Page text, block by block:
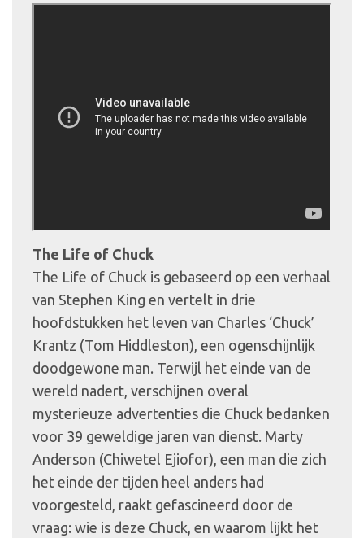
The Life of Chuck
The Life of Chuck is gebaseerd op een verhaal
van Stephen King en vertelt in drie
hoofdstukken het leven van Charles ‘Chuck’
Krantz (Tom Hiddleston), een ogenschijnlijk
doodgewone man. Terwijl het einde van de
wereld nadert, verschijnen overal
mysterieuze advertenties die Chuck bedanken
voor 39 geweldige jaren van dienst. Marty
Anderson (Chiwetel Ejiofor), een man die zich
het einde der tijden heel anders had
voorgesteld, raakt gefascineerd door de
vraag: wie is deze Chuck, en waarom lijkt het